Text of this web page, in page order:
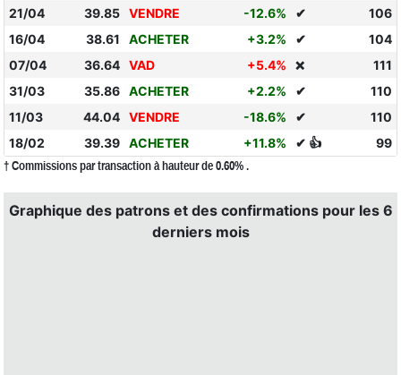
21/04
39.85 VENDRE -12.6% ✔
106
16/04
38.61 ACHETER +3.2% ✔
104
07/04
36.64 VAD +5.4% ❌
111
31/03
35.86 ACHETER +2.2% ✔
110
11/03
44.04 VENDRE -18.6% ✔
110
18/02
39.39 ACHETER +11.8% ✔ 👍 99
† Commissions par transaction à hauteur de 0.60% .
Graphique des patrons et des confirmations pour les 6
derniers mois